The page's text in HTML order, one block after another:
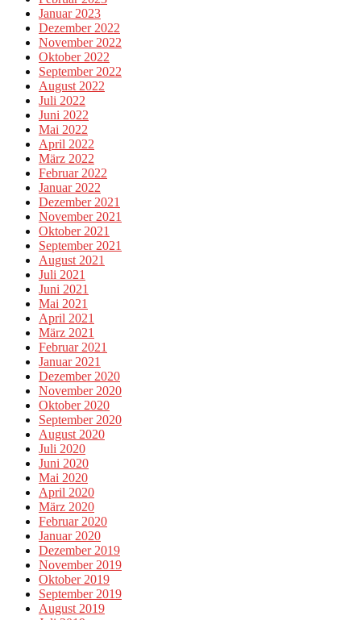
Januar 2023
Dezember 2022
November 2022
Oktober 2022
September 2022
August 2022
Juli 2022
Juni 2022
Mai 2022
April 2022
März 2022
Februar 2022
Januar 2022
Dezember 2021
November 2021
Oktober 2021
September 2021
August 2021
Juli 2021
Juni 2021
Mai 2021
April 2021
März 2021
Februar 2021
Januar 2021
Dezember 2020
November 2020
Oktober 2020
September 2020
August 2020
Juli 2020
Juni 2020
Mai 2020
April 2020
März 2020
Februar 2020
Januar 2020
Dezember 2019
November 2019
Oktober 2019
September 2019
August 2019